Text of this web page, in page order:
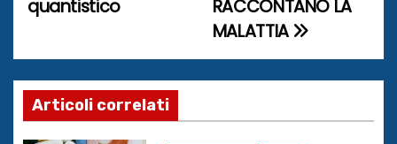
v
i
g
a
RACCONTANO LA
MALATTIA
quantistico
Articoli correlati